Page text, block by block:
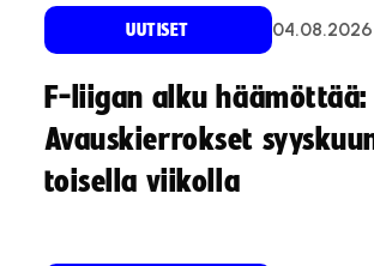
UUTISET 04.08.2026
F-liigan alku häämöttää:
Avauskierrokset
toisella viikolla